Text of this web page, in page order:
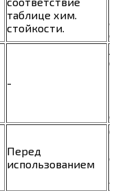
таблице хим.
стойкости.
-
Перед
использованием